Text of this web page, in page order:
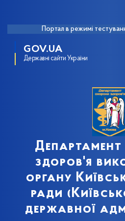
Портал в режимі
GOV.UA
Державні сайти України
здоров'я
органу
ради
державної